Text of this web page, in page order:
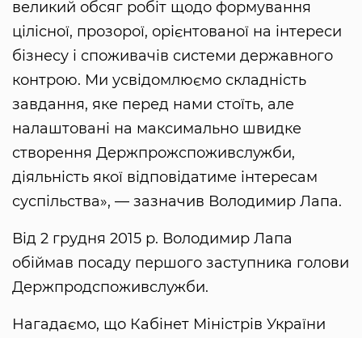
великий обсяг робіт щодо формування
цілісної, прозорої, орієнтованої на інтереси
бізнесу і споживачів системи державного
контрою. Ми усвідомлюємо складність
завдання, яке перед нами стоїть, але
налаштовані на максимально швидке
створення Держпрожспоживслужби,
діяльність якої відповідатиме інтересам
суспільства», — зазначив Володимир Лапа.
Від 2 грудня 2015 р. Володимир Лапа
обіймав посаду першого заступника голови
Держпродспоживслужби.
Нагадаємо, що Кабінет Міністрів України